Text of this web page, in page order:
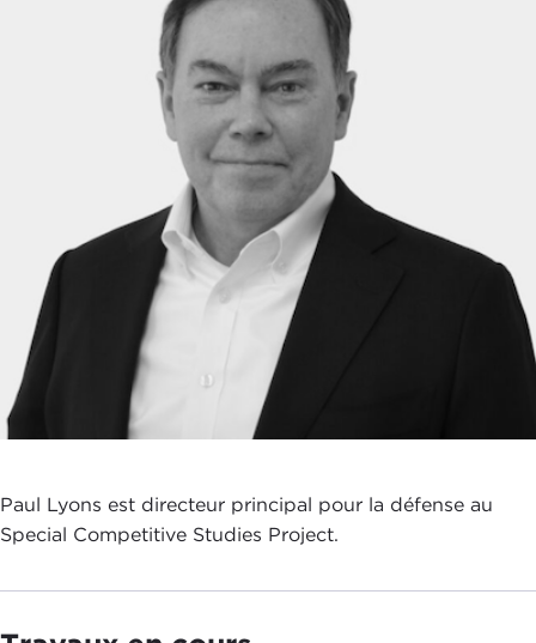
Paul Lyons est directeur principal pour la défense au
Special Competitive Studies Project.